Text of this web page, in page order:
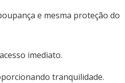
e mesma proteção do
imediato.
tranquilidade.